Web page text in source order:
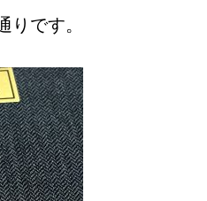
りです。